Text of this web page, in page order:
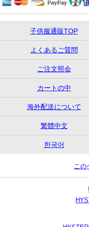
子供服通販TOP
よくあるご質問
ご注文照会
カートの中
海外配送について
繁體中文
한국어
この